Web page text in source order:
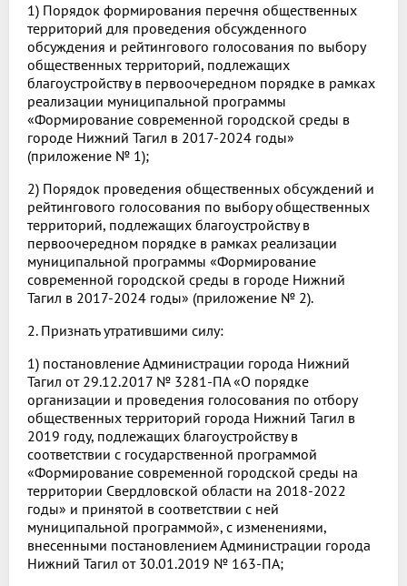
1) Порядок формирования перечня общественных
территорий для проведения обсужденного
обсуждения и рейтингового голосования по выбору
общественных территорий, подлежащих
благоустройству в первоочередном порядке в рамках
реализации муниципальной программы
«Формирование современной городской среды в
городе Нижний Тагил в 2017-2024 годы»
(приложение № 1);
2) Порядок проведения общественных обсуждений и
рейтингового голосования по выбору общественных
территорий, подлежащих благоустройству в
первоочередном порядке в рамках реализации
муниципальной программы «Формирование
современной городской среды в городе Нижний
Тагил в 2017-2024 годы» (приложение № 2).
2. Признать утратившими силу:
1) постановление Администрации города Нижний
Тагил от 29.12.2017 № 3281-ПА «О порядке
организации и проведения голосования по отбору
общественных территорий города Нижний Тагил в
2019 году, подлежащих благоустройству в
соответствии с государственной программой
«Формирование современной городской среды на
территории Свердловской области на 2018-2022
годы» и принятой в соответствии с ней
муниципальной программой», с изменениями,
внесенными постановлением Администрации города
Нижний Тагил от 30.01.2019 № 163-ПА;